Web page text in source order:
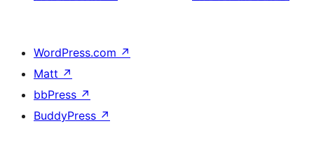
WordPress.com ↗
Matt ↗
bbPress ↗
BuddyPress ↗